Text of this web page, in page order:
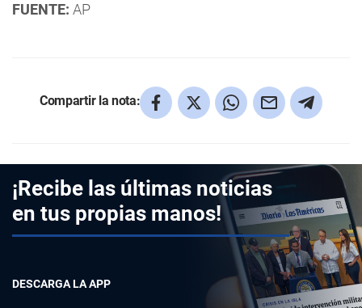
FUENTE: AP
Compartir la nota:
¡Recibe las últimas noticias
en tus propias manos!
DESCARGA LA APP